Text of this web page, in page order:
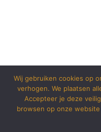
Wij gebruiken cookies op
verhogen. We plaatsen
Accepteer je deze
browsen op onze